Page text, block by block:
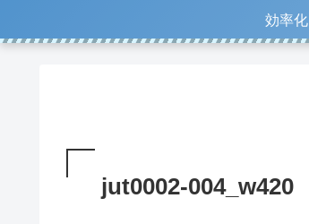
効率化
jut0002-004_w420